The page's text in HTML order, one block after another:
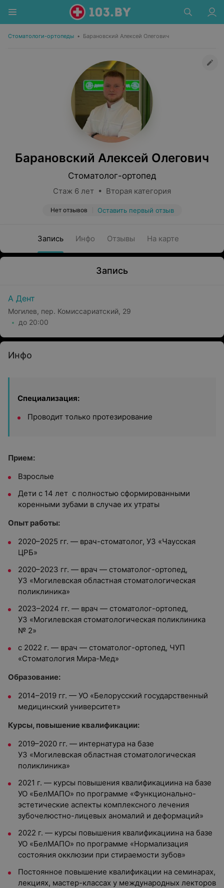
Стоматологи-ортопеды • Барановский Алексей Олегович
Барановский Алексей Олегович
Стоматолог-ортопед
Стаж 6 лет • Вторая категория
Нет отзывов Оставить первый отзыв
Запись Инфо Отзывы На карте
Запись
А Дент
Могилев, пер. Комиссариатский, 29
до 20:00
Инфо
Специализация:
Проводит только протезирование
Прием:
Взрослые
Дети с 14 лет с полностью сформированными
коренными зубами в случае их утраты
Опыт работы:
2020–2025 гг. — врач-стоматолог, УЗ «Чаусская
ЦРБ»
2020–2023 гг. — врач — стоматолог-ортопед,
УЗ «Могилевская областная стоматологическая
поликлиника»
2023–2024 гг. — врач — стоматолог-ортопед,
УЗ «Могилевская стоматологическая поликлиника
№ 2»
с 2022 г. — врач — стоматолог-ортопед, ЧУП
«Стоматология Мира-Мед»
Образование:
2014–2019 гг. — УО «Белорусский государственный
медицинский университет»
Курсы, повышение квалификации:
2019–2020 гг. — интернатура на базе
УЗ «Могилевская областная стоматологическая
поликлиника»
2021 г. — курсы повышения квалификациина на базе
УО «БелМАПО» по программе «Функционально-
эстетические аспекты комплексного лечения
зубочелюстно-лицевых аномалий и деформаций»
2022 г. — курсы повышения квалификациина на базе
УО «БелМАПО» по программе «Нормализация
состояния окклюзии при стираемости зубов»
Постоянное повышение квалификации на семинарах,
лекциях, мастер-классах у международных лекторов